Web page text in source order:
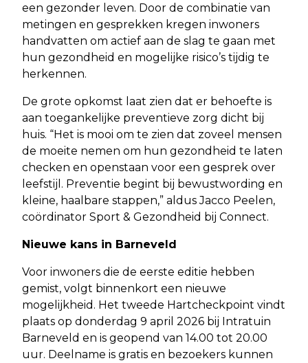
een gezonder leven. Door de combinatie van
metingen en gesprekken kregen inwoners
handvatten om actief aan de slag te gaan met
hun gezondheid en mogelijke risico’s tijdig te
herkennen.
De grote opkomst laat zien dat er behoefte is
aan toegankelijke preventieve zorg dicht bij
huis. “Het is mooi om te zien dat zoveel mensen
de moeite nemen om hun gezondheid te laten
checken en openstaan voor een gesprek over
leefstijl. Preventie begint bij bewustwording en
kleine, haalbare stappen,” aldus Jacco Peelen,
coördinator Sport & Gezondheid bij Connect.
Nieuwe kans in Barneveld
Voor inwoners die de eerste editie hebben
gemist, volgt binnenkort een nieuwe
mogelijkheid. Het tweede Hartcheckpoint vindt
plaats op donderdag 9 april 2026 bij Intratuin
Barneveld en is geopend van 14.00 tot 20.00
uur. Deelname is gratis en bezoekers kunnen